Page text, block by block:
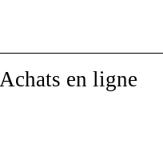
Achats en ligne